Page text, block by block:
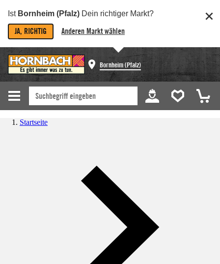
Ist Bornheim (Pfalz) Dein richtiger Markt?
JA, RICHTIG Anderen Markt wählen
Bornheim (Pfalz)
Startseite